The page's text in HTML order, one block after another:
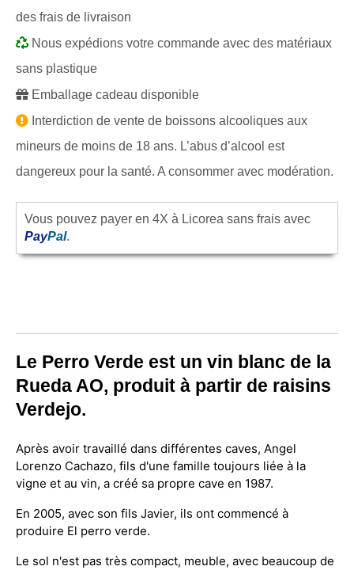
des frais de livraison
Nous expédions votre commande avec des matériaux
sans plastique
Emballage cadeau disponible
Interdiction de vente de boissons alcooliques aux
mineurs de moins de 18 ans. L’abus d’alcool est
dangereux pour la santé. A consommer avec modération.
Vous pouvez payer en 4X à Licorea sans frais avec
PayPal.
Le Perro Verde est un vin blanc de la
Rueda AO, produit à partir de raisins
Verdejo.
Après avoir travaillé dans différentes caves, Angel
Lorenzo Cachazo, fils d'une famille toujours liée à la
vigne et au vin, a créé sa propre cave en 1987.
En 2005, avec son fils Javier, ils ont commencé à
produire El perro verde.
Le sol n'est pas très compact, meuble, avec beaucoup de